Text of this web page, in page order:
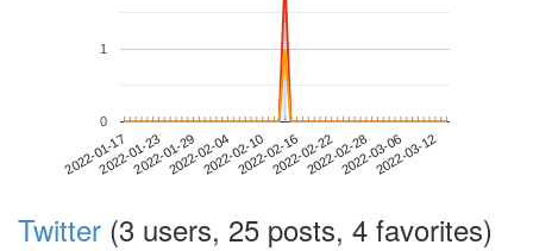
2022-01-172022-01-232022-01-292022-02-042022-02-102022-02-162022-02-222022-02-282022-03-062022-03-12
0
1
Twitter (3 users, 25 posts, 4 favorites)